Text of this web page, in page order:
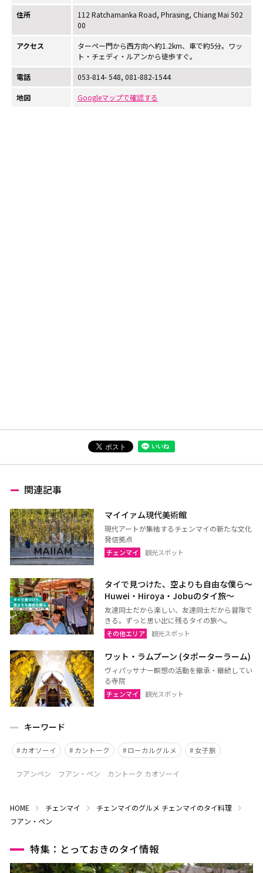
住所
112 Ratchamanka Road, Phrasing, Chiang Mai 502
00
アクセス
ターペー門から西方向へ約1.2km、車で約5分。ワッ
ト・チェディ・ルアンから徒歩すぐ。
電話 053-814- 548, 081-882-1544
地図 Googleマップで確認する
関連記事
マイイァム現代美術館
現代アートが集結するチェンマイの新たな文化
発信拠点
チェンマイ 観光スポット
タイで見つけた、空よりも自由な僕ら～
Huwei・Hiroya・Jobuのタイ旅～
友達同士だから楽しい、友達同士だから冒険で
きる。ずっと思い出に残るタイの旅へ。
その他エリア 観光スポット
ワット・ラムプーン (タポーターラーム)
ヴィパッサナー瞑想の活動を継承・継続してい
る寺院
チェンマイ 観光スポット
キーワード
カオソーイ カントーク ローカルグルメ 女子旅
フアンペン フアン・ペン カントーク カオソーイ
HOME チェンマイ チェンマイのグルメ チェンマイのタイ料理
フアン・ペン
特集：とっておきのタイ情報